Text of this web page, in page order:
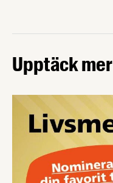
Upptäck mer